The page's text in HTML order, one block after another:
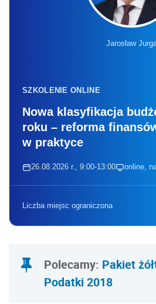
Jarosław
SZKOLENIE ONLINE
Nowa klasyfikacja
roku – reforma
w praktyce
26.08.2026 r., 9:00-13:00 online,
Liczba miejsc ograniczona
Polecamy: Pakiet
Podatki 2018